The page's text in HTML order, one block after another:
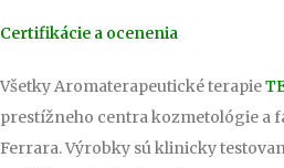
Certifikácie a ocenenia
Všetky Aromaterapeutické terapie
prestížneho centra kozmetológie a
Ferrara. Výrobky sú klinicky